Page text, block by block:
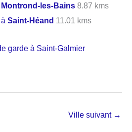
Montrond-les-Bains 8.87 kms
àSaint-Héand 11.01 kms
garde à Saint-Galmier
Ville suivant →